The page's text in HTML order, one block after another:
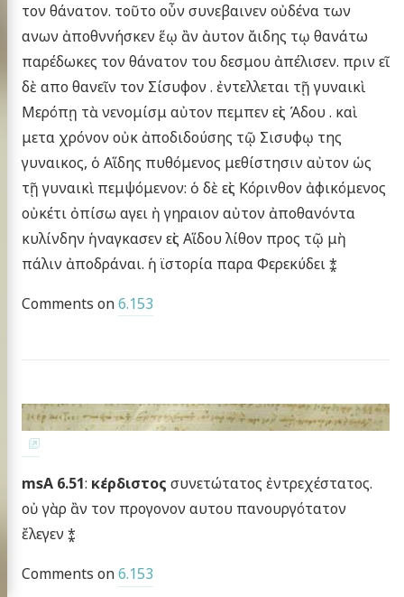
τον θάνατον. τοῦτο οὖν συνεβαινεν οὐδένα των
ανων ἀποθννήσκεν ἕῳ ἂν ἀυτον ἄιδης τῳ θανάτω
παρέδωκες τον θάνατον του δεσμου ἀπέλισεν. πριν εῖ
δὲ απο θανεῖν τον Σίσυφον . ἐντελλεται τῇ γυναικὶ
Μερόπῃ τὰ νενομίσμ αὐτον πεμπεν εἰς Άδου . καὶ
μετα χρόνον οὐκ ἀποδιδούσης τῷ Σισυφῳ της
γυναικος, ὁ Αἵδης πυθόμενος μεθίστησιν αὐτον ὡς
τῇ γυναικὶ πεμψόμενον: ὁ δὲ εἰς Κόρινθον ἀφικόμενος
οὐκέτι ὀπίσω αγει ἠ γηραιον αὐτον ἀποθανόντα
κυλίνδην ἡναγκασεν εἰς Αἵδου λίθον προς τῷ μὴ
πάλιν ἀποδράναι. ἡ ϊστορία παρα Φερεκύδει ⁑
Comments on6.153
msA 6.51: κέρδιστος συνετώτατος ἐντρεχέστατος.
οὐ γὰρ ἂν τον προγονον αυτου πανουργότατον
ἔλεγεν ⁑
Comments on6.153